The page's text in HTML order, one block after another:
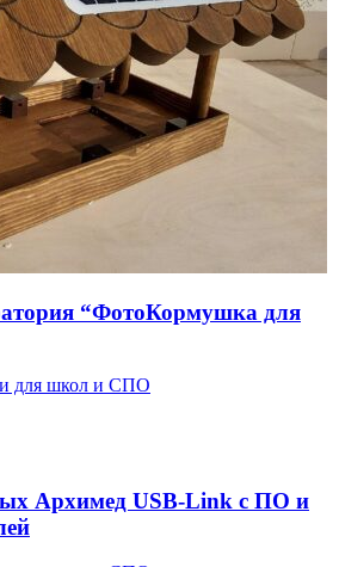
“ФотоКормушка для
для школ и СПО
Архимед USB-Link с ПО и